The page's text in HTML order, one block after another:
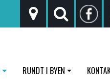
RUNDT I BYEN